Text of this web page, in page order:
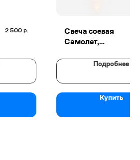
2 500 р.
Свеча соевая
Самолет,
хлопок"Подробнее
Купить